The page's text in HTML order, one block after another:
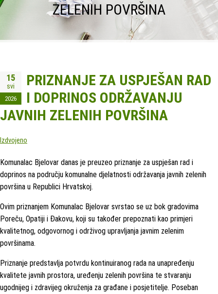
ZELENIH POVRŠINA
15
svi
2026
PRIZNANJE ZA USPJEŠAN RAD
I DOPRINOS ODRŽAVANJU
JAVNIH ZELENIH POVRŠINA
Izdvojeno
Komunalac Bjelovar danas je preuzeo priznanje za uspješan rad i
doprinos na području komunalne djelatnosti održavanja javnih zelenih
površina u Republici Hrvatskoj.
Ovim priznanjem Komunalac Bjelovar svrstao se uz bok gradovima
Poreču, Opatiji i Đakovu, koji su također prepoznati kao primjeri
kvalitetnog, odgovornog i održivog upravljanja javnim zelenim
površinama.
Priznanje predstavlja potvrdu kontinuiranog rada na unapređenju
kvalitete javnih prostora, uređenju zelenih površina te stvaranju
ugodnijeg i zdravijeg okruženja za građane i posjetitelje. Poseban